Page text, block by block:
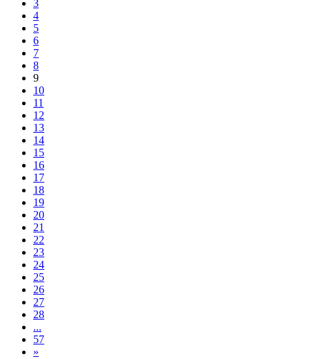
3
4
5
6
7
8
9
10
11
12
13
14
15
16
17
18
19
20
21
22
23
24
25
26
27
28
...
57
»